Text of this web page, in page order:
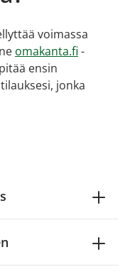
voimassa
omakanta.fi -
ensin
jonka